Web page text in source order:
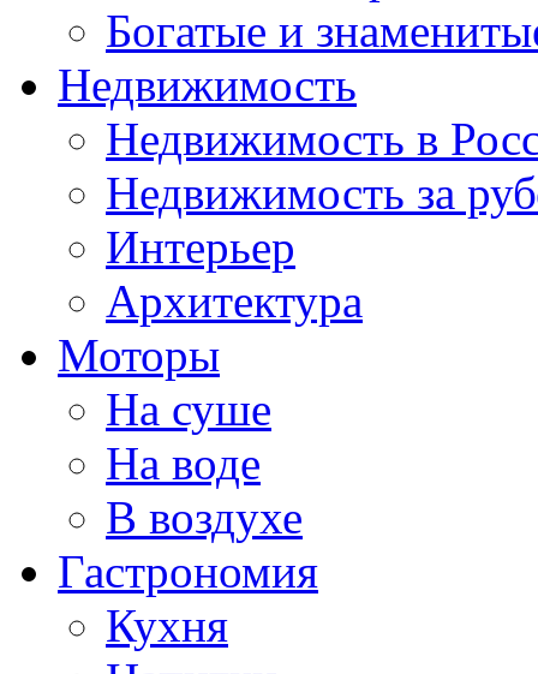
Богатые и
Недвижимость
Недвижимость в
Недвижимость за
Интерьер
Архитектура
Моторы
На суше
На воде
В воздухе
Гастрономия
Кухня